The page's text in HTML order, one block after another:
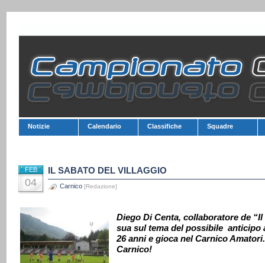
Notizie Calendario Classifiche Squadre
FEB
04
IL SABATO DEL VILLAGGIO
Carnico [Redazione]
Diego Di Centa, collaboratore de
sua sul tema del possibile anticipo
26 anni e gioca nel Carnico
Carnico!